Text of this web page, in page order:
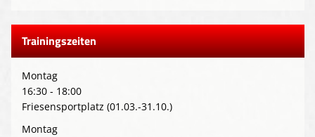
Trainingszeiten
Montag
16:30 - 18:00
Friesensportplatz (01.03.-31.10.)
Montag